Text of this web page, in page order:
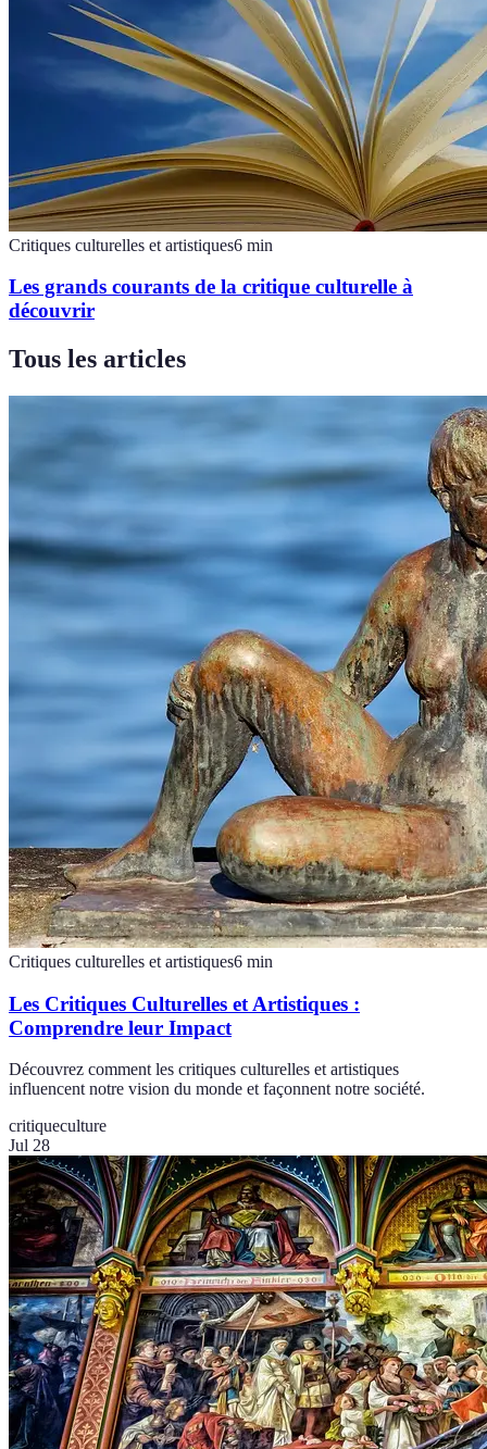
Critiques culturelles et artistiques6 min
Les grands courants de la critique culturelle à
découvrir
Tous les articles
Critiques culturelles et artistiques6 min
Les Critiques Culturelles et Artistiques :
Comprendre leur Impact
Découvrez comment les critiques culturelles et artistiques
influencent notre vision du monde et façonnent notre société.
critiqueculture
Jul 28